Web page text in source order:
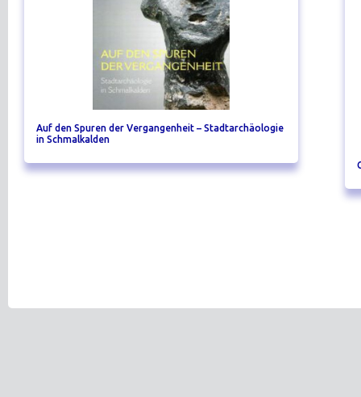
Auf den Spuren der Vergangenheit – Stadtarchäologie
in Schmalkalden